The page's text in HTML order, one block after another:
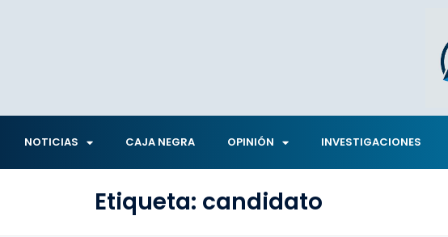
NOTICIAS CAJA NEGRA OPINIÓN INVESTIGACIONES
Etiqueta: candidato